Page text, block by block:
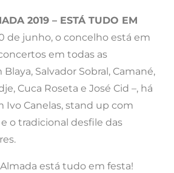
2019 – ESTÁ TUDO EM
de junho, o concelho está em
em todas as
Salvador Sobral, Camané,
Cuca Roseta e José Cid –, há
Ivo Canelas, stand up com
o tradicional desfile das
está tudo em festa!